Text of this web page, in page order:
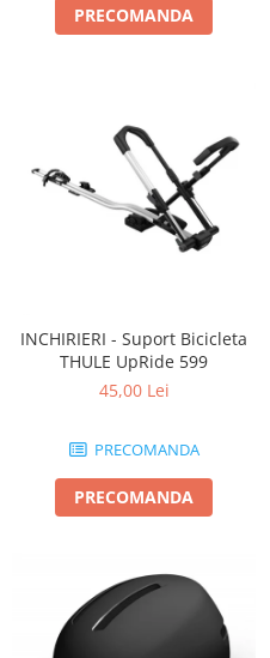
PRECOMANDA
INCHIRIERI - Suport Bicicleta
THULE UpRide 599
45,00 Lei
PRECOMANDA
PRECOMANDA